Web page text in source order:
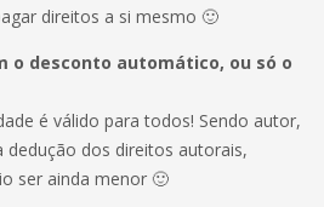
direitos a si mesmo 🙂
o desconto automático, ou só o
é válido para todos! Sendo autor,
dedução dos direitos autorais,
ser ainda menor 🙂